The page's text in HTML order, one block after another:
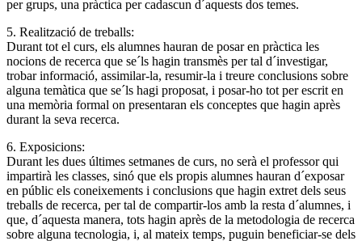
per grups, una pràctica per cadascun d´aquests dos temes.
5. Realització de treballs:
Durant tot el curs, els alumnes hauran de posar en pràctica les
nocions de recerca que se´ls hagin transmès per tal d´investigar,
trobar informació, assimilar-la, resumir-la i treure conclusions sobre
alguna temàtica que se´ls hagi proposat, i posar-ho tot per escrit en
una memòria formal on presentaran els conceptes que hagin après
durant la seva recerca.
6. Exposicions:
Durant les dues últimes setmanes de curs, no serà el professor qui
impartirà les classes, sinó que els propis alumnes hauran d´exposar
en públic els coneixements i conclusions que hagin extret dels seus
treballs de recerca, per tal de compartir-los amb la resta d´alumnes, i
que, d´aquesta manera, tots hagin après de la metodologia de recerca
sobre alguna tecnologia, i, al mateix temps, puguin beneficiar-se dels